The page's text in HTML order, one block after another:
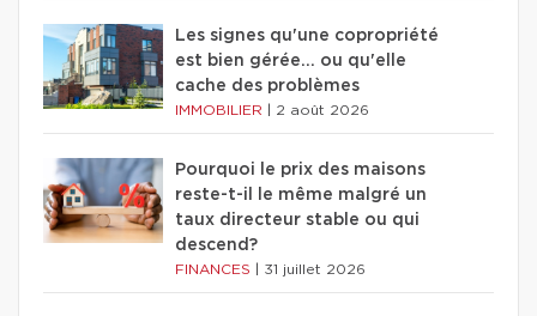
Les signes qu'une copropriété
est bien gérée… ou qu'elle
cache des problèmes
IMMOBILIER 2 août 2026
Pourquoi le prix des maisons
reste-t-il le même malgré un
taux directeur stable ou qui
descend?
FINANCES 31 juillet 2026